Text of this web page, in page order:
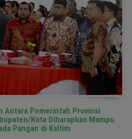
Antara Pemerintah Provinsi
Kota Diharapkan Mampu
Pangan di Kaltim